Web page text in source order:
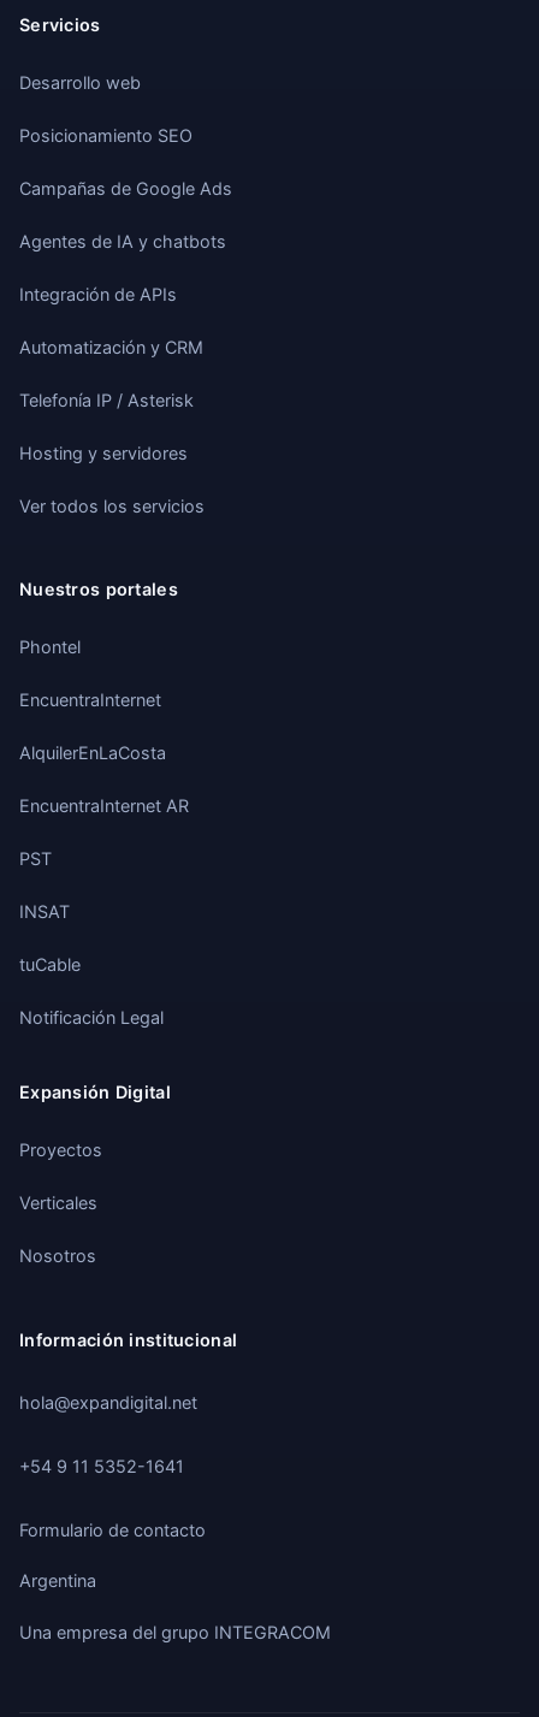
Servicios
Desarrollo web
Posicionamiento SEO
Campañas de Google Ads
Agentes de IA y chatbots
Integración de APIs
Automatización y CRM
Telefonía IP / Asterisk
Hosting y servidores
Ver todos los servicios
Nuestros portales
Phontel
EncuentraInternet
AlquilerEnLaCosta
EncuentraInternet AR
PST
INSAT
tuCable
Notificación Legal
Expansión Digital
Proyectos
Verticales
Nosotros
Información institucional
hola@expandigital.net
+54 9 11 5352-1641
Formulario de contacto
Argentina
Una empresa del grupo INTEGRACOM